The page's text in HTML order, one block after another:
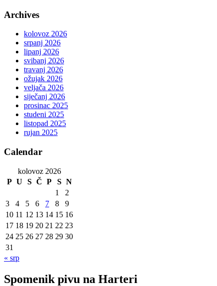
Archives
kolovoz 2026
srpanj 2026
lipanj 2026
svibanj 2026
travanj 2026
ožujak 2026
veljača 2026
siječanj 2026
prosinac 2025
studeni 2025
listopad 2025
rujan 2025
Calendar
kolovoz 2026
P U S Č P S N
1
2
3
4 5 6 7 8
9
10 11 12 13 14 15 16
17 18 19 20 21 22 23
24 25 26 27 28 29 30
31
« srp
Spomenik pivu na Harteri